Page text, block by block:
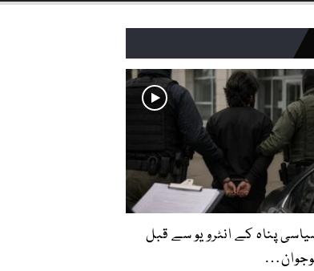
پناہ کے انٹرویو سے قبل